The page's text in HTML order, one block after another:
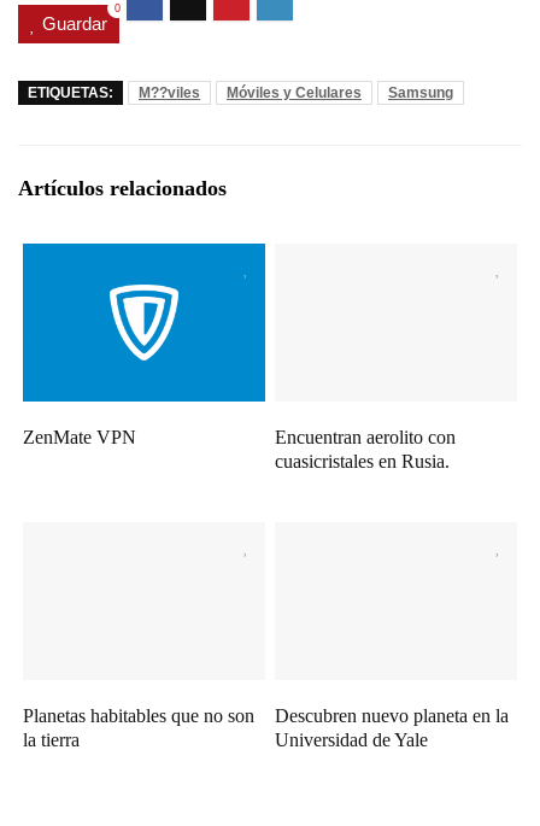
Guardar
0
ETIQUETAS: M??viles Móviles y Celulares Samsung
Artículos relacionados
ZenMate VPN
Encuentran aerolito con
cuasicristales en Rusia.
Planetas habitables que no son
la tierra
Descubren nuevo planeta en la
Universidad de Yale